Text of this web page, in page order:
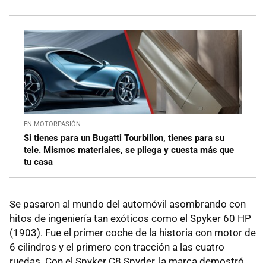
EN MOTORPASIÓN
Si tienes para un Bugatti Tourbillon, tienes para su
tele. Mismos materiales, se pliega y cuesta más que
tu casa
Se pasaron al mundo del automóvil asombrando con
hitos de ingeniería tan exóticos como el Spyker 60 HP
(1903). Fue el primer coche de la historia con motor de
6 cilindros y el primero con tracción a las cuatro